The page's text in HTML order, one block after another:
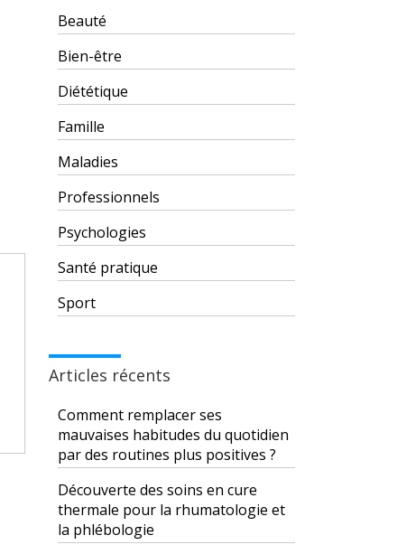
Beauté
Bien-être
Diététique
Famille
Maladies
Professionnels
Psychologies
Santé pratique
Sport
Articles récents
Comment remplacer ses
mauvaises habitudes du quotidien
par des routines plus positives ?
Découverte des soins en cure
thermale pour la rhumatologie et
la phlébologie